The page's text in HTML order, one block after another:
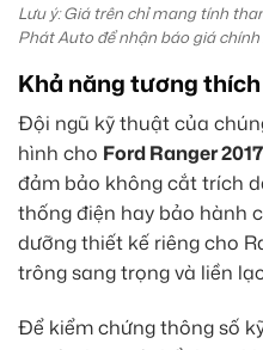
Lưu ý: Giá trên chỉ mang tính
Phát Auto để nhận báo giá
Khả năng tương thích
Đội ngũ kỹ thuật của
hình cho Ford Ranger 2017
đảm bảo không cắt trích
thống điện hay bảo hành
dưỡng thiết kế riêng cho
trông sang trọng và liền
Để kiểm chứng thông số